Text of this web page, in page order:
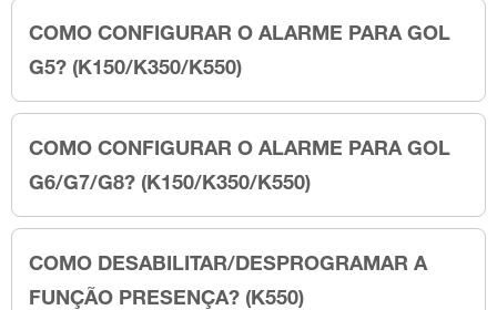
COMO CONFIGURAR O ALARME PARA GOL
G5? (K150/K350/K550)
COMO CONFIGURAR O ALARME PARA GOL
G6/G7/G8? (K150/K350/K550)
COMO DESABILITAR/DESPROGRAMAR A
FUNÇÃO PRESENÇA? (K550)